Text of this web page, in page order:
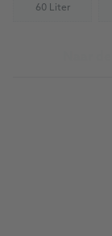
60 Liter
(Not available)